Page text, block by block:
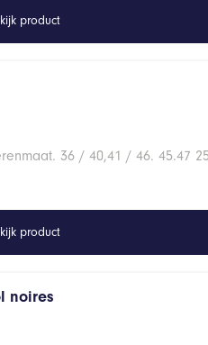
product
36 / 40,41 / 46. 45.47
product
noires